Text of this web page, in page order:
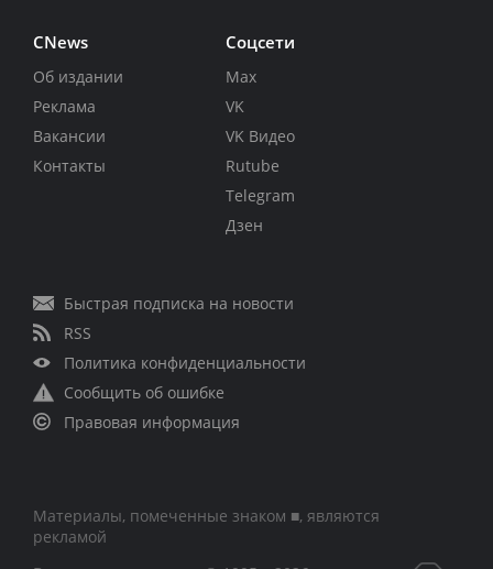
CNews
Об издании
Реклама
Вакансии
Контакты
Соцсети
Max
VK
VK Видео
Rutube
Telegram
Дзен
Быстрая подписка на новости
RSS
Политика конфиденциальности
Сообщить об ошибке
Правовая информация
Материалы, помеченные знаком ■, являются
рекламой